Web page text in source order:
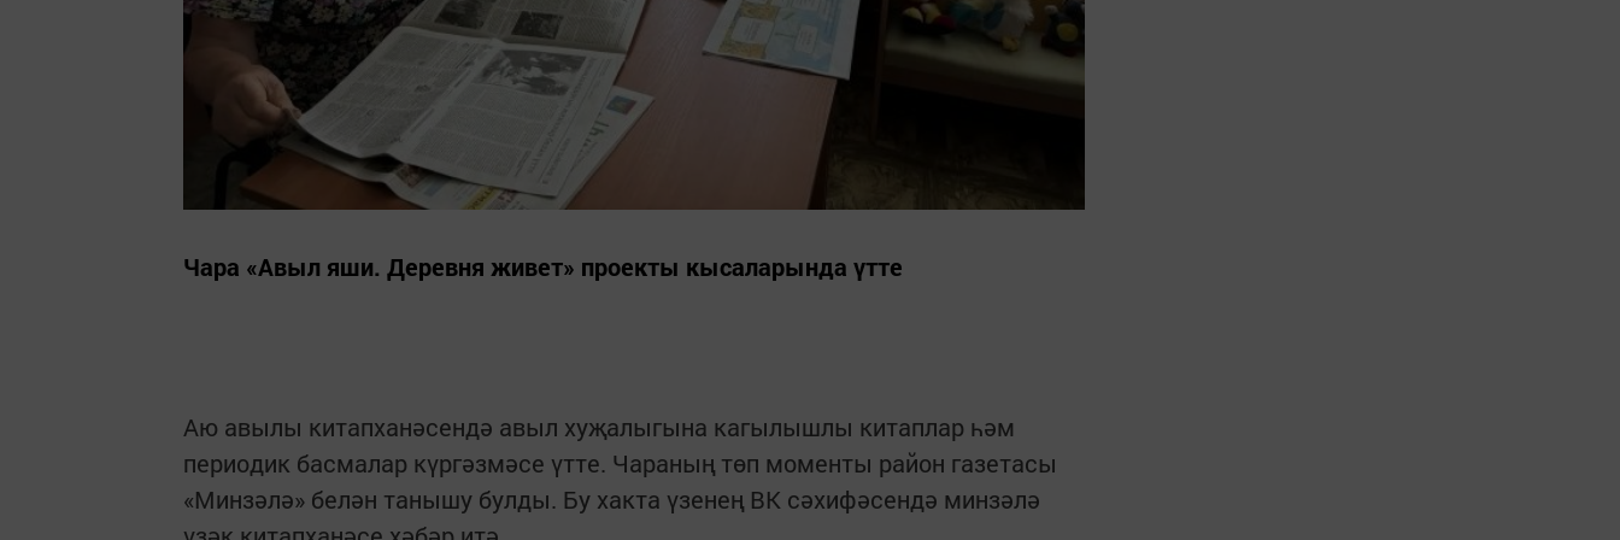
Чара «Авыл яши. Деревня живет» проекты кысаларында үтте
Аю авылы китапханәсендә авыл хуҗалыгына кагылышлы китаплар һәм
периодик басмалар күргәзмәсе үтте. Чараның төп моменты район газетасы
«Минзәлә» белән танышу булды. Бу хакта үзенең ВК сәхифәсендә минзәлә